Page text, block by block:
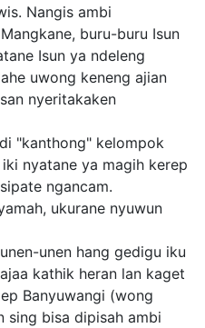
Nangis ambi
buru-buru Isun
Isun ya ndeleng
uwong keneng ajian
nyeritakaken
"kanthong" kelompok
nyatane ya magih kerep
ngancam.
ukurane nyuwun
unen hang gedigu iku
kathik heran lan kaget
Banyuwangi (wong
sing bisa dipisah ambi